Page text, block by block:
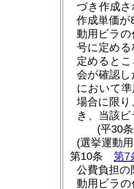
づき作成
作成単価が
動用ビラの
号に定め
定めると
会が確認
において
場合に限
き、当該
(平30
(選挙運動
第10条
第7
公費負担の
動用ビラの